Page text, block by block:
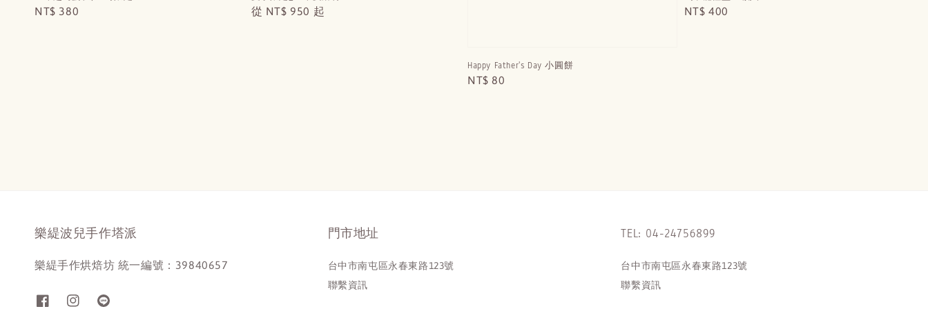
Regular
NT$ 380
Regular
從 NT$ 950 起
Happy Father's Day 小圓餅
Regular
NT$ 80
Regular
NT$ 400
樂緹波兒手作塔派
樂緹手作烘焙坊 統一編號：39840657
門市地址
台中市南屯區永春東路123號
聯繫資訊
TEL: 04-24756899
台中市南屯區永春東路123號
聯繫資訊